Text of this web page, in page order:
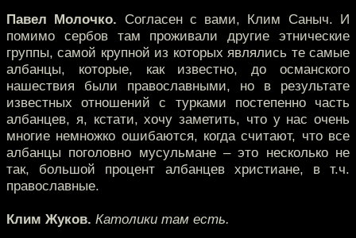
Павел Молочко. Согласен с вами, Клим Саныч. И
помимо сербов там проживали другие этнические
группы, самой крупной из которых являлись те самые
албанцы, которые, как известно, до османского
нашествия были православными, но в результате
известных отношений с турками постепенно часть
албанцев, я, кстати, хочу заметить, что у нас очень
многие немножко ошибаются, когда считают, что все
албанцы поголовно мусульмане – это несколько не
так, большой процент албанцев христиане, в т.ч.
православные.
Клим Жуков. Католики там есть.